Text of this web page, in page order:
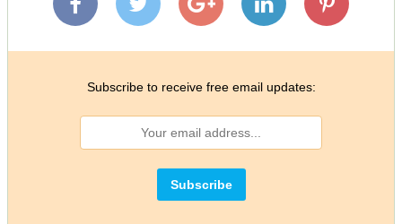
Subscribe to receive free email updates: